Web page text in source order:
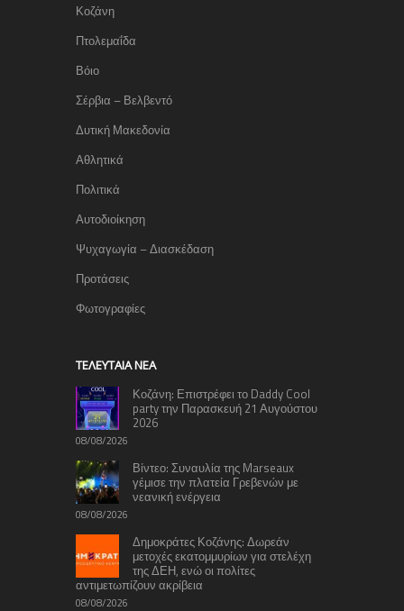
Κοζάνη
Πτολεμαΐδα
Βόιο
Σέρβια – Βελβεντό
Δυτική Μακεδονία
Αθλητικά
Πολιτικά
Αυτοδιοίκηση
Ψυχαγωγία – Διασκέδαση
Προτάσεις
Φωτογραφίες
TΕΛΕΥΤΑΊΑ ΝΈΑ
Κοζάνη: Επιστρέφει το Daddy Cool
party την Παρασκευή 21 Αυγούστου
2026
08/08/2026
Βίντεο: Συναυλία της Marseaux
γέμισε την πλατεία Γρεβενών με
νεανική ενέργεια
08/08/2026
Δημοκράτες Κοζάνης: Δωρεάν
μετοχές εκατομμυρίων για στελέχη
της ΔΕΗ, ενώ οι πολίτες
αντιμετωπίζουν ακρίβεια
08/08/2026